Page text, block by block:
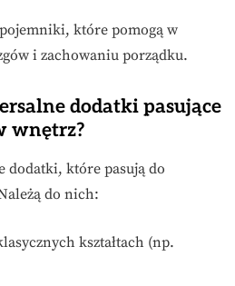
które pomogą w
i zachowaniu porządku.
dodatki pasujące
wnętrz?
dodatki, które pasują do
do nich:
kształtach (np.